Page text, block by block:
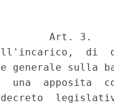
Art. 3.
di
sulla
apposita
legislativo